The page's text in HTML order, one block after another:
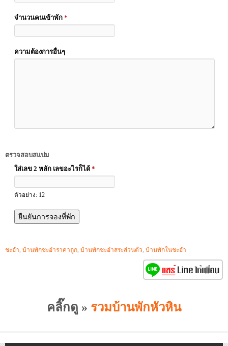
จำนวนคนเข้าพัก *
ความต้องการอื่นๆ
ตรวจสอบสแปม
ใส่เลข 2 หลัก เลขอะไรก็ได้ *
ตัวอย่าง: 12
ชะอำ, บ้านพักชะอำราคาถูก, บ้านพักชะอำสระส่วนตัว, บ้านพักในชะอำ
คลิ๊กดู » รวมบ้านพักหัวหิน